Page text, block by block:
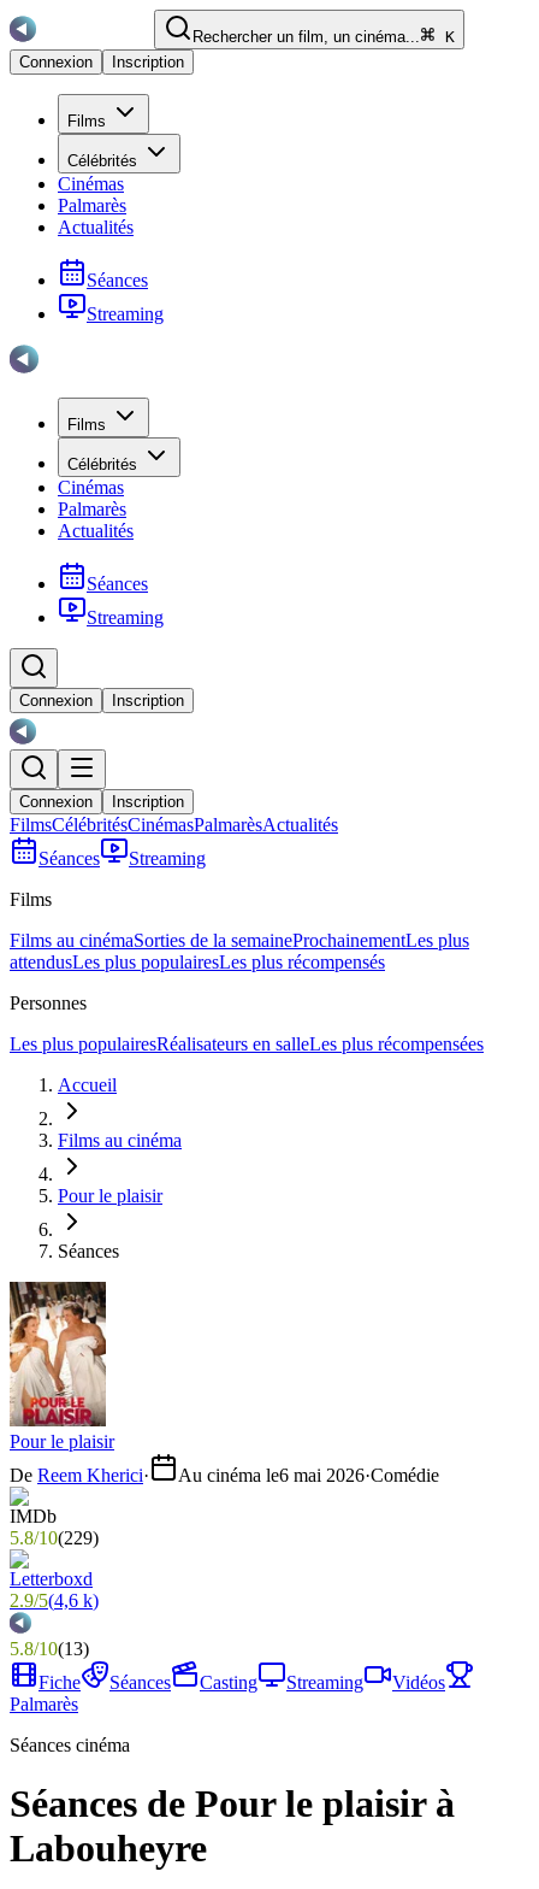
Rechercher un film, un cinéma...
K
Connexion
Inscription
Films
Célébrités
Cinémas
Palmarès
Actualités
Séances
Streaming
Films
Célébrités
Cinémas
Palmarès
Actualités
Séances
Streaming
Connexion Inscription
Connexion Inscription
FilmsCélébritésCinémasPalmarèsActualités
Séances
Streaming
Films
Films au cinémaSorties de la semaineProchainementLes plus
attendusLes plus populairesLes plus récompensés
Personnes
Les plus populairesRéalisateurs en salleLes plus récompensées
Accueil
Films au cinéma
Pour le plaisir
Séances
Pour le plaisir
De Reem Kherici· Au cinéma le6 mai 2026·Comédie
5.8/10(229)
2.9/5(4,6 k)
5.8/10(13)
Fiche
Séances Casting Streaming
Vidéos
Palmarès
Séances cinéma
Séances de Pour le plaisir à
Labouheyre